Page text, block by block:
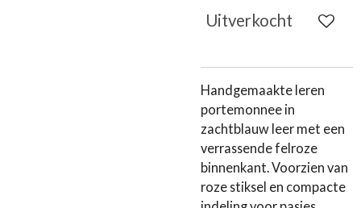
Uitverkocht
Handgemaakte leren
portemonnee in
zachtblauw leer met een
verrassende felroze
binnenkant. Voorzien van
roze stiksel en compacte